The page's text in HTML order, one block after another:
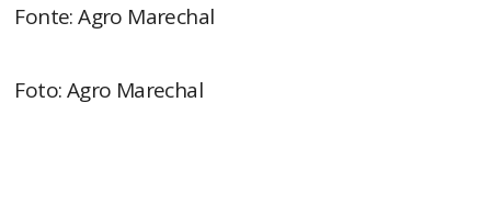
Fonte: Agro Marechal
Foto: Agro Marechal